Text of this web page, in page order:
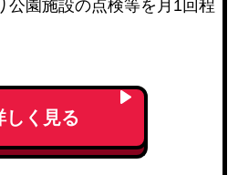
公園施設の点検等を月1回程
しく見る